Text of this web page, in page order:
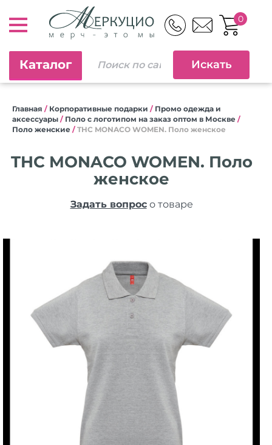
0
Каталог
Главная / Корпоративные подарки / Промо одежда и
аксессуары / Поло с логотипом на заказ оптом в Москве /
Поло женские / THC MONACO WOMEN. Поло женское
THC MONACO WOMEN. Поло
женское
Задать вопросо товаре